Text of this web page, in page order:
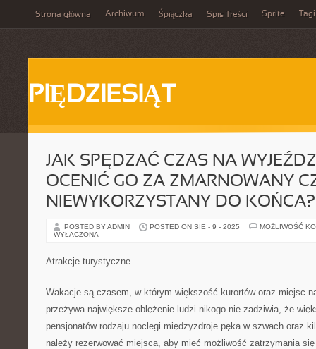
Strona główna Archiwum Śpiączka Spis Treści Sprite Tagi
PIĘDZIESIĄT
JAK SPĘDZAĆ CZAS NA
OCENIĆ GO ZA ZMARNOWANY
NIEWYKORZYSTANY DO KOŃCA?
POSTED BY ADMIN POSTED ON SIE - 9 - 2025
MOŻLIWOŚĆ
WYŁĄCZONA
Atrakcje turystyczne
Wakacje są czasem, w którym większość kurortów oraz miejsc
przeżywa największe oblężenie ludzi nikogo nie zadziwia, że
pensjonatów rodzaju noclegi międzyzdroje pęka w szwach oraz
należy rezerwować miejsca, aby mieć możliwość zatrzymania